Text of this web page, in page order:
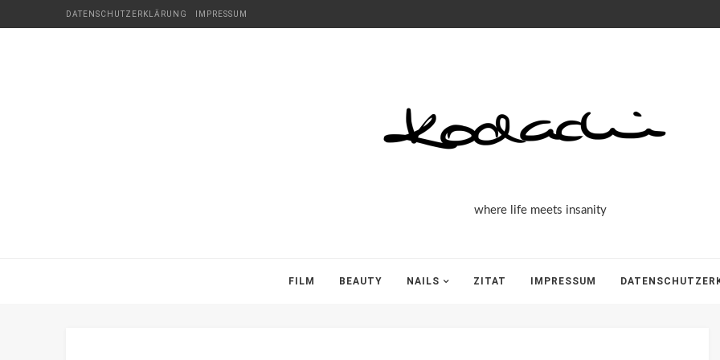
DATENSCHUTZERKLÄRUNG IMPRESSUM
where life meets insanity
FILM BEAUTY NAILS ZITAT IMPRESSUM